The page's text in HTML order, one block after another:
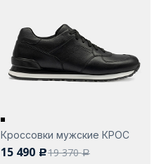
Кроссовки мужские КРОС
15 490 c19 370a